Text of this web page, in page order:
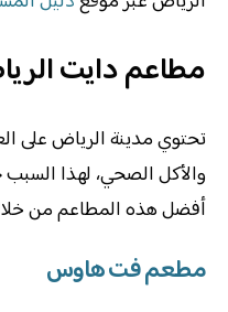
مطاعم دايت
تحتوي مدينة الرياض على
والأكل الصحي، لهذا السبب
أفضل هذه المطاعم من خلال
مطعم فت هاوس